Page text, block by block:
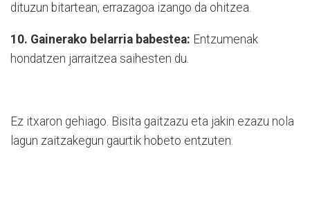
dituzun bitartean, errazagoa izango da ohitzea.
10. Gainerako belarria babestea: Entzumenak
hondatzen jarraitzea saihesten du.
Ez itxaron gehiago. Bisita gaitzazu eta jakin ezazu nola
lagun zaitzakegun gaurtik hobeto entzuten.